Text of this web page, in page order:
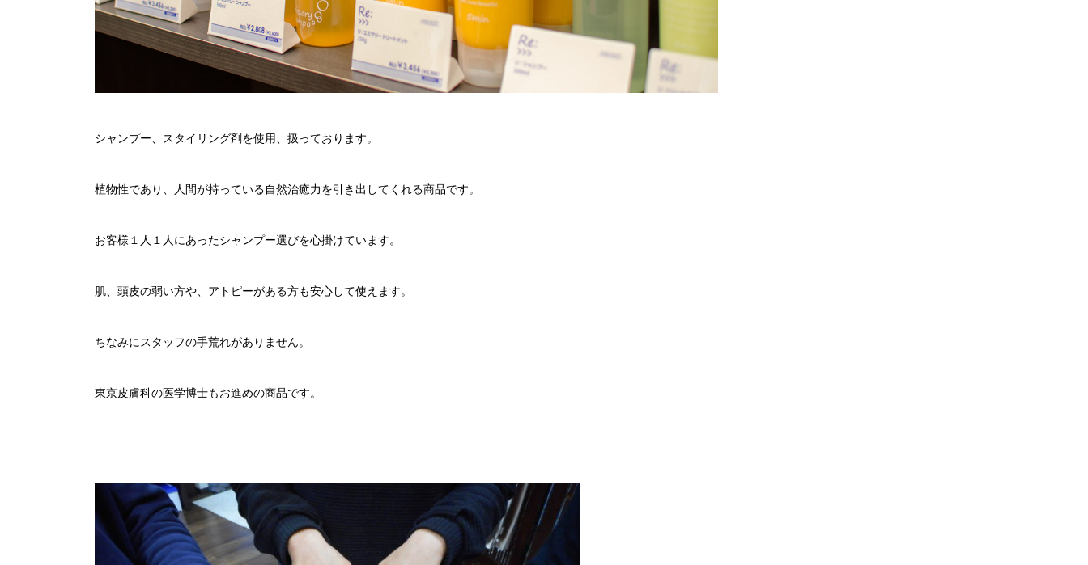
シャンプー、スタイリング剤を使用、扱っております。
植物性であり、人間が持っている自然治癒力を引き出してくれる商品です。
お客様１人１人にあったシャンプー選びを心掛けています。
肌、頭皮の弱い方や、アトピーがある方も安心して使えます。
ちなみにスタッフの手荒れがありません。
東京皮膚科の医学博士もお進めの商品です。